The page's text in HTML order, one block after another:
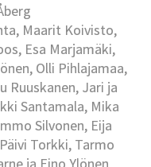
Maarit Koivisto,
Esa Marjamäki,
Olli Pihlajamaa,
Ruuskanen, Jari ja
Santamala, Mika
Silvonen, Eija
Torkki, Tarmo